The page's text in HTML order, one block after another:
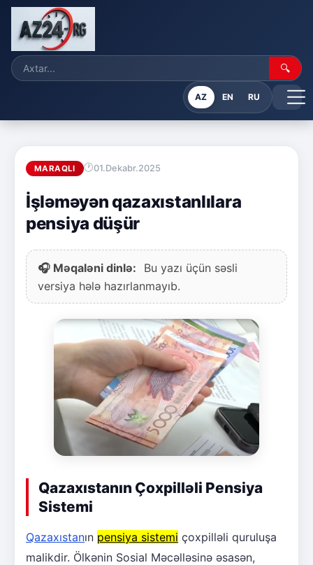
🔍
AZ EN RU
MARAQLI 01.Dekabr.2025
İşləməyən qazaxıstanlılara
pensiya düşür
🎧 Məqaləni dinlə:
Bu yazı üçün səsli
versiya hələ hazırlanmayıb.
Qazaxıstanın Çoxpilləli Pensiya
Sistemi
Qazaxıstanın pensiya sistemi çoxpilləli quruluşa
malikdir. Ölkənin Sosial Məcəlləsinə əsasən,